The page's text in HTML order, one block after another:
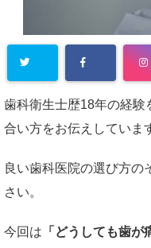
歯科衛生士歴18年の経験
合い方をお伝えしていま
良い歯科医院の選び方の
さい。
今回は 「どうしても歯